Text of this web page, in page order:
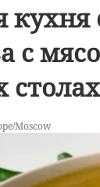
с
столах
Moscow